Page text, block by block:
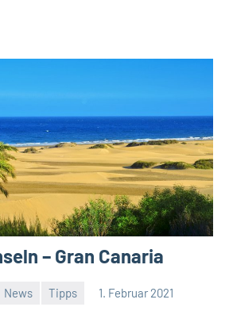
– Gran Canaria
News Tipps 1. Februar 2021